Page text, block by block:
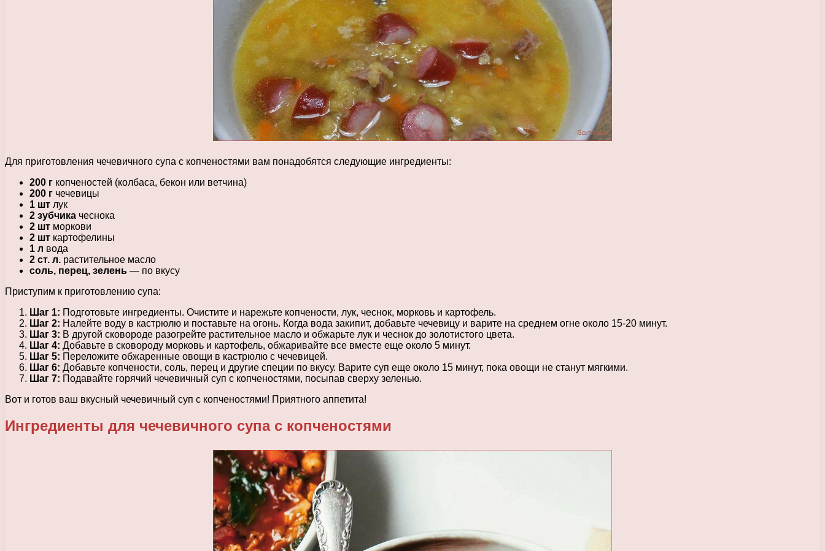
Для приготовления чечевичного супа с копченостями вам понадобятся следующие ингредиенты:
200 г копченостей (колбаса, бекон или ветчина)
200 г чечевицы
1 шт лук
2 зубчика чеснока
2 шт моркови
2 шт картофелины
1 л вода
2 ст. л. растительное масло
соль, перец, зелень — по вкусу
Приступим к приготовлению супа:
Шаг 1: Подготовьте ингредиенты. Очистите и нарежьте копчености, лук, чеснок, морковь и картофель.
Шаг 2: Налейте воду в кастрюлю и поставьте на огонь. Когда вода закипит, добавьте чечевицу и варите на среднем огне около 15-20 минут.
Шаг 3: В другой сковороде разогрейте растительное масло и обжарьте лук и чеснок до золотистого цвета.
Шаг 4: Добавьте в сковороду морковь и картофель, обжаривайте все вместе еще около 5 минут.
Шаг 5: Переложите обжаренные овощи в кастрюлю с чечевицей.
Шаг 6: Добавьте копчености, соль, перец и другие специи по вкусу. Варите суп еще около 15 минут, пока овощи не станут мягкими.
Шаг 7: Подавайте горячий чечевичный суп с копченостями, посыпав сверху зеленью.
Вот и готов ваш вкусный чечевичный суп с копченостями! Приятного аппетита!
Ингредиенты для чечевичного супа с копченостями